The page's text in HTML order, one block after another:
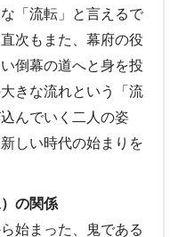
「流転」と言えるで
次もまた、幕府の役
倒幕の道へと身を投
きな流れという「流
んでいく二人の姿
しい時代の始まりを
の関係
始まった、鬼である